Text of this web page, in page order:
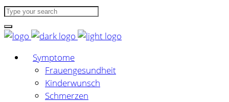
Symptome
Frauengesundheit
Kinderwunsch
Schmerzen